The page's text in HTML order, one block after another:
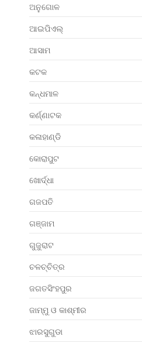
ଅନୁଗୋଳ
ଆଇପିଏଲ୍
ଆସାମ
କଟକ
କନ୍ଧମାଳ
କର୍ଣ୍ଣାଟକ
କଳାହାଣ୍ଡି
କୋରାପୁଟ
ଖୋର୍ଦ୍ଧା
ଗଜପତି
ଗଞ୍ଜାମ
ଗୁଜୁରାଟ
ଚଳଚ୍ଚିତ୍ର
ଜଗତସିଂହପୁର
ଜାମ୍ମୁ ଓ କାଶ୍ମୀର
ଝାରସୁଗୁଡା